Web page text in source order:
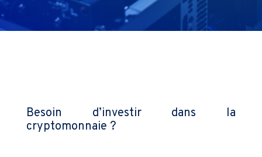
Besoin d’investir dans la
cryptomonnaie ?